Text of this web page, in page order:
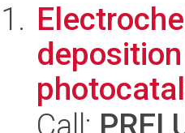
Call: